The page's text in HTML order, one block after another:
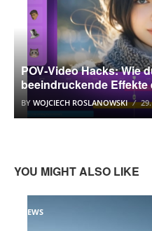
POV‑Video Hacks: Wie
beeindruckende Effekte
BY WOJCIECH ROSLANOWSKI
YOU MIGHT ALSO LIKE
NEWS